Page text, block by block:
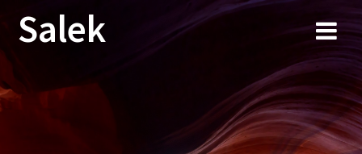
Przejdź
do
Salek